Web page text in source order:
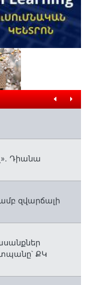
Դիանա
զվարճալի
ՔԿ